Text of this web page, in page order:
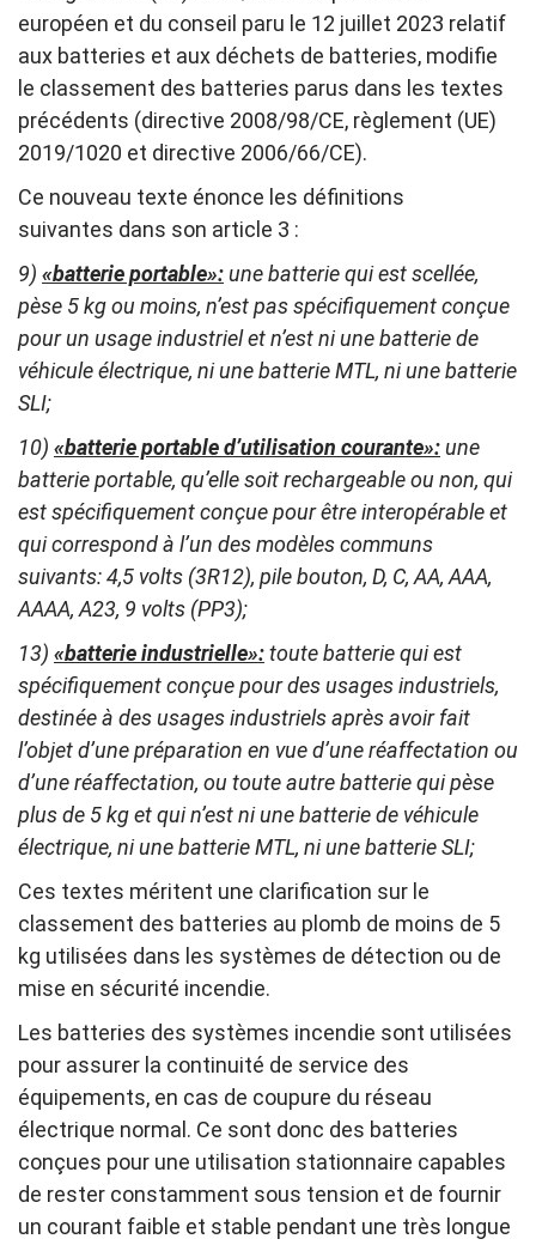
européen et du conseil paru le 12 juillet 2023 relatif
aux batteries et aux déchets de batteries, modifie
le classement des batteries parus dans les textes
précédents (directive 2008/98/CE, règlement (UE)
2019/1020 et directive 2006/66/CE).
Ce nouveau texte énonce les définitions
suivantes dans son article 3 :
9) «batterie portable»:une batterie qui est scellée,
pèse 5 kg ou moins, n’est pas spécifiquement conçue
pour un usage industriel et n’est ni une batterie de
véhicule électrique, ni une batterie MTL, ni une batterie
SLI;
10) «batterie portable d’utilisation courante»:une
batterie portable, qu’elle soit rechargeable ou non, qui
est spécifiquement conçue pour être interopérable et
qui correspond à l’un des modèles communs
suivants: 4,5 volts (3R12), pile bouton, D, C, AA, AAA,
AAAA, A23, 9 volts (PP3);
13) «batterie industrielle»:toute batterie qui est
spécifiquement conçue pour des usages industriels,
destinée à des usages industriels après avoir fait
l’objet d’une préparation en vue d’une réaffectation ou
d’une réaffectation, ou toute autre batterie qui pèse
plus de 5 kg et qui n’est ni une batterie de véhicule
électrique, ni une batterie MTL, ni une batterie SLI;
Ces textes méritent une clarification sur le
classement des batteries au plomb de moins de 5
kg utilisées dans les systèmes de détection ou de
mise en sécurité incendie.
Les batteries des systèmes incendie sont utilisées
pour assurer la continuité de service des
équipements, en cas de coupure du réseau
électrique normal. Ce sont donc des batteries
conçues pour une utilisation stationnaire capables
de rester constamment sous tension et de fournir
un courant faible et stable pendant une très longue